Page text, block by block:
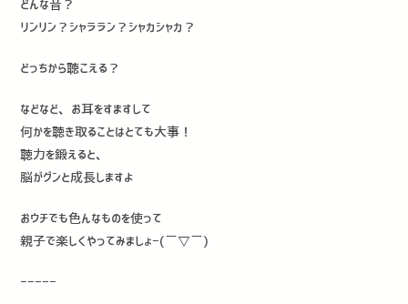
どんな音？
リンリン？シャララン？シャカシャカ？
どっちから聴こえる？
などなど、お耳をすますして
何かを聴き取ることはとても大事！
聴力を鍛えると、
脳がグンと成長しますよ
おウチでも色んなものを使って
親子で楽しくやってみましょー(￣▽￣)
ーーーーー